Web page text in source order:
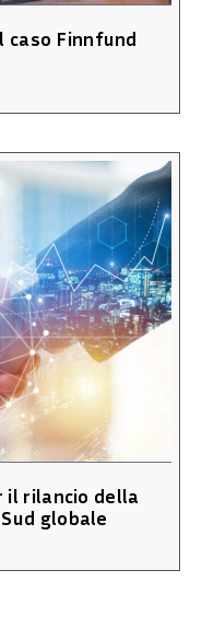
Finnfund
il rilancio della
globale